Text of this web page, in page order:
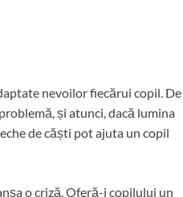
nevoilor fiecărui copil. De
și atunci, dacă lumina
de căști pot ajuta un copil
o criză. Oferă-i copilului un